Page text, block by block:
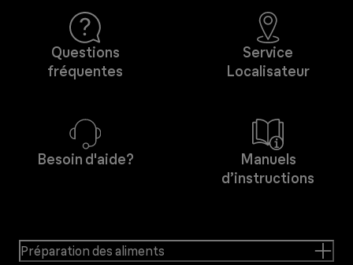
Questions
fréquentes
Service
Localisateur
Besoin d'aide?
Manuels
d’instructions
Préparation des aliments